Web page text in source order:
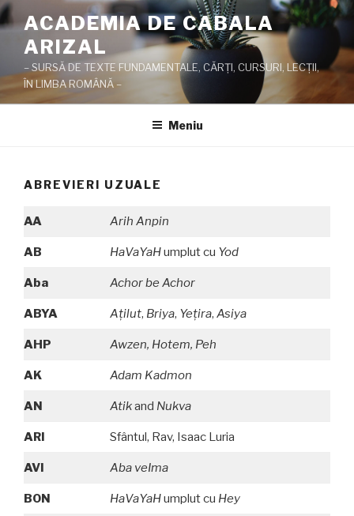
Sari
la
conținut
ACADEMIA DE CABALA
ARIZAL
– SURSĂ DE TEXTE FUNDAMENTALE, CĂRŢI, CURSURI, LECŢII,
ÎN LIMBA ROMÂNĂ –
Meniu
ABREVIERI UZUALE
AA Arih Anpin
AB HaVaYaHumplut cu Yod
Aba Achor be Achor
ABYA Aţilut, Briya, Yeţira, Asiya
AHP Awzen, Hotem, Peh
AK Adam Kadmon
AN Atikand Nukva
ARI Sfântul, Rav, Isaac Luria
AVI Aba veIma
BON HaVaYaHumplut cu Hey